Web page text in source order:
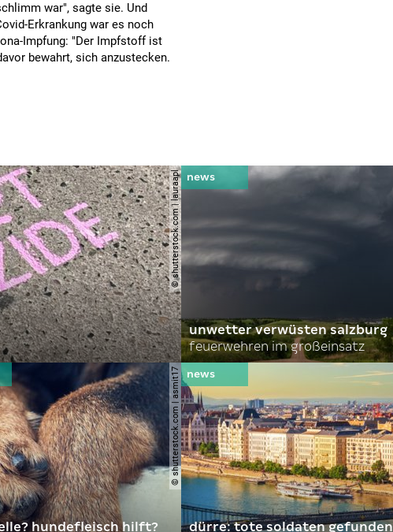
war", sagte sie. Und
Erkrankung war es noch
Impfung: "Der Impfstoff ist
bewahrt, sich anzustecken.
© shutterstock.com | lauraapl
unwetter verwüsten salzburg
feuerwehren im großeinsatz
© shutterstock.com | asmit17
hundefleisch hilft?
dürre: tote soldaten gefunden